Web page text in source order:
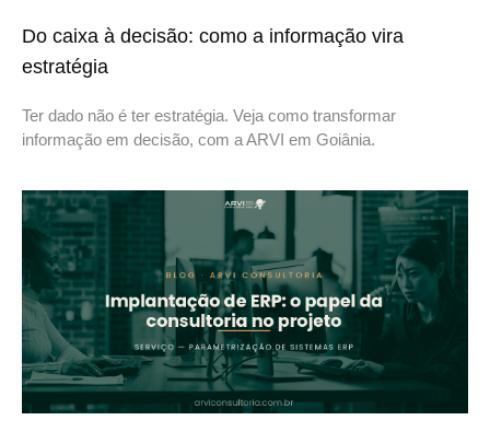
Do caixa à decisão: como a informação vira
estratégia
Ter dado não é ter estratégia. Veja como transformar
informação em decisão, com a ARVI em Goiânia.